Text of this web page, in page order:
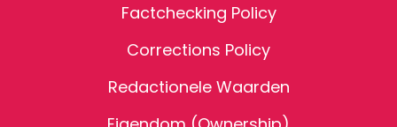
Factchecking Policy
Corrections Policy
Redactionele Waarden